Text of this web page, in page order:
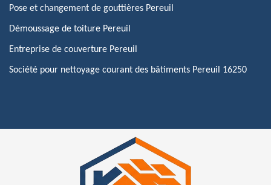
Pose et changement de gouttières Pereuil
Démoussage de toiture Pereuil
Entreprise de couverture Pereuil
Société pour nettoyage courant des bâtiments Pereuil 16250